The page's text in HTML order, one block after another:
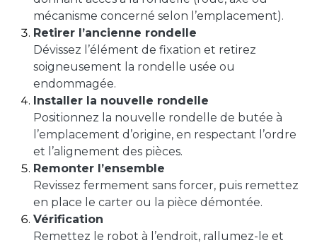
mécanisme concerné selon l’emplacement).
Retirer l’ancienne rondelle
Dévissez l’élément de fixation et retirez
soigneusement la rondelle usée ou
endommagée.
Installer la nouvelle rondelle
Positionnez la nouvelle rondelle de butée à
l’emplacement d’origine, en respectant l’ordre
et l’alignement des pièces.
Remonter l’ensemble
Revissez fermement sans forcer, puis remettez
en place le carter ou la pièce démontée.
Vérification
Remettez le robot à l’endroit, rallumez-le et